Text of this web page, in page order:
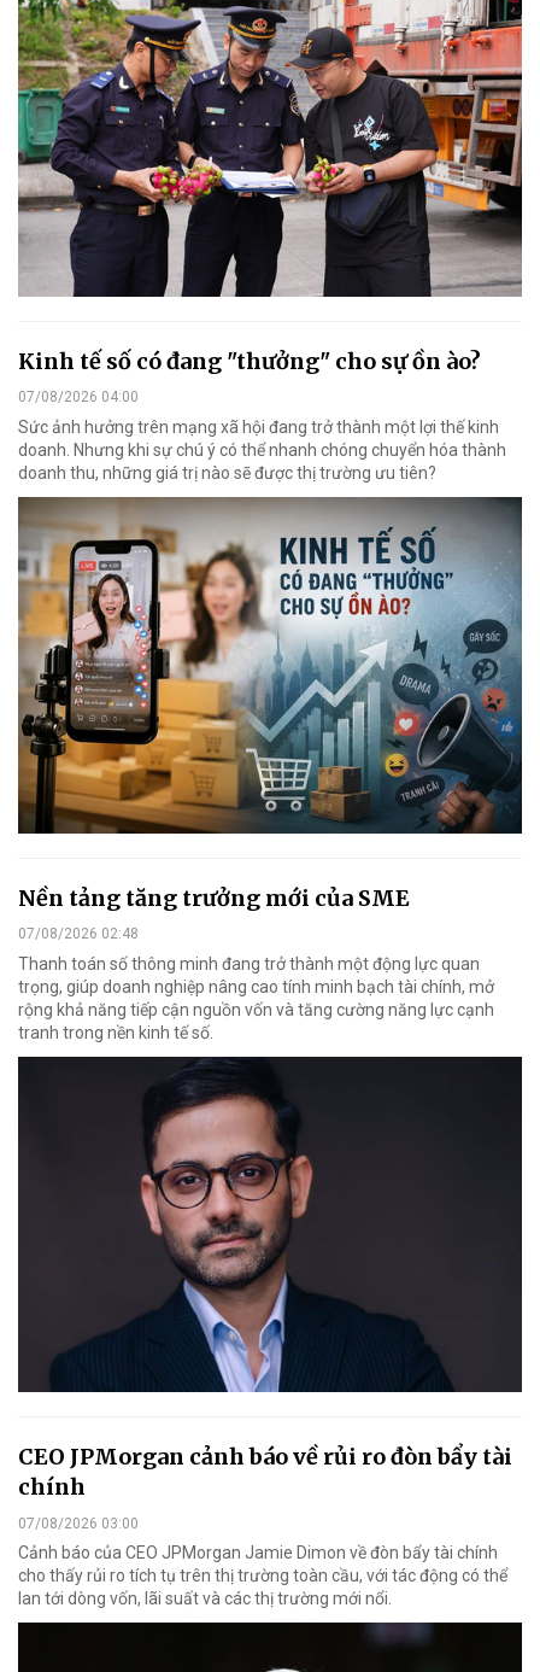
Kinh tế số có đang "thưởng" cho sự ồn ào?
07/08/2026 04:00
Sức ảnh hưởng trên mạng xã hội đang trở thành một lợi thế kinh
doanh. Nhưng khi sự chú ý có thể nhanh chóng chuyển hóa thành
doanh thu, những giá trị nào sẽ được thị trường ưu tiên?
Nền tảng tăng trưởng mới của SME
07/08/2026 02:48
Thanh toán số thông minh đang trở thành một động lực quan
trọng, giúp doanh nghiệp nâng cao tính minh bạch tài chính, mở
rộng khả năng tiếp cận nguồn vốn và tăng cường năng lực cạnh
tranh trong nền kinh tế số.
CEO JPMorgan cảnh báo về rủi ro đòn bẩy tài
chính
07/08/2026 03:00
Cảnh báo của CEO JPMorgan Jamie Dimon về đòn bẩy tài chính
cho thấy rủi ro tích tụ trên thị trường toàn cầu, với tác động có thể
lan tới dòng vốn, lãi suất và các thị trường mới nổi.